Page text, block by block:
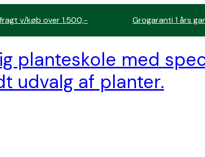
v/køb over 1.500,- Grogaranti 1 års
planteskole med
udvalg af planter.